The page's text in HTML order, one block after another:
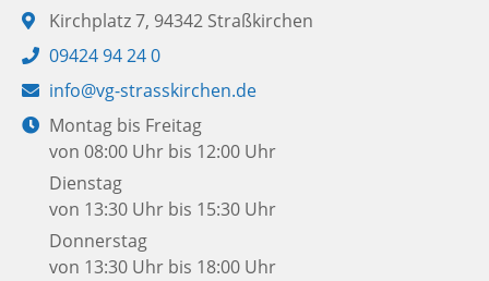
Adresse:
Kirchplatz 7, 94342 Straßkirchen
Telefon:
09424 94 24 0
E-
Mail:
info@vg-strasskirchen.de
Öffnungszeiten:
Montag bis Freitag
von 08:00 Uhr bis 12:00 Uhr
Dienstag
von 13:30 Uhr bis 15:30 Uhr
Donnerstag
von 13:30 Uhr bis 18:00 Uhr